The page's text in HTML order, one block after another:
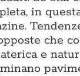
in
che
e